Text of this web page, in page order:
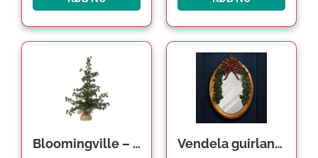
Bloomingville – Cedar Juletræ, Grøn, Kunstige Blomster, D50xH90 cm, Base D14xH8 cm Vendela guirlande med kogler 180cm